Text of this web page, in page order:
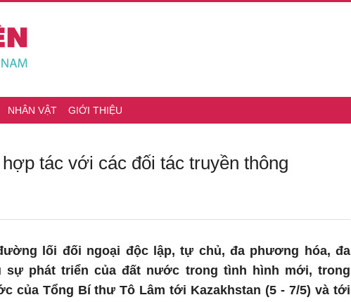
NHÂN VẬT GIỚI THIỆU
tác với các đối tác truyền thông
lối đối ngoại độc lập, tự chủ, đa phương hóa, đa
sự phát triển của đất nước trong tình hình mới, trong
của Tổng Bí thư Tô Lâm tới Kazakhstan (5 - 7/5) và tới